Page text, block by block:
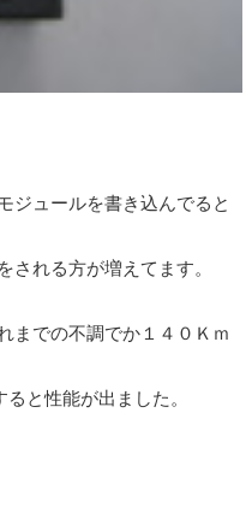
ジュールを書き込んでると
れる方が増えてます。
までの不調でか１４０Ｋｍ
と性能が出ました。